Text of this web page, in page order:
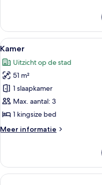
Alle
foto's
voor
Kamer
laden
5
Kamer
Uitzicht op de stad
51 m²
1 slaapkamer
Max. aantal: 3
1 kingsize bed
Meer informatie
Meer